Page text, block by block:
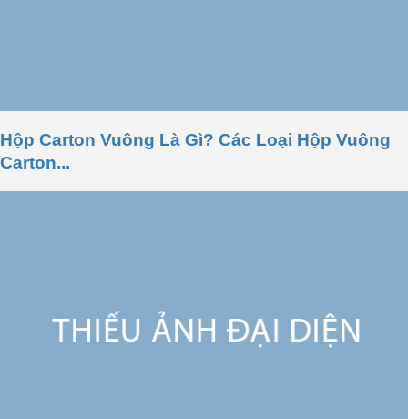
Hộp Carton Vuông Là Gì? Các Loại Hộp Vuông
Carton...